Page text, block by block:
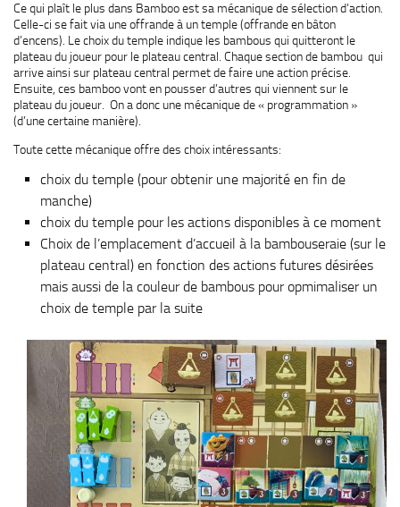
Ce qui plaît le plus dans Bamboo est sa mécanique de sélection d’action.
Celle-ci se fait via une offrande à un temple (offrande en bâton
d’encens). Le choix du temple indique les bambous qui quitteront le
plateau du joueur pour le plateau central. Chaque section de bambou qui
arrive ainsi sur plateau central permet de faire une action précise.
Ensuite, ces bamboo vont en pousser d’autres qui viennent sur le
plateau du joueur. On a donc une mécanique de « programmation »
(d’une certaine manière).
Toute cette mécanique offre des choix intéressants:
choix du temple (pour obtenir une majorité en fin de
manche)
choix du temple pour les actions disponibles à ce moment
Choix de l’emplacement d’accueil à la bambouseraie (sur le
plateau central) en fonction des actions futures désirées
mais aussi de la couleur de bambous pour opmimaliser un
choix de temple par la suite